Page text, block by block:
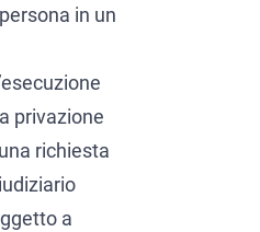
in un
privazione
richiesta
a